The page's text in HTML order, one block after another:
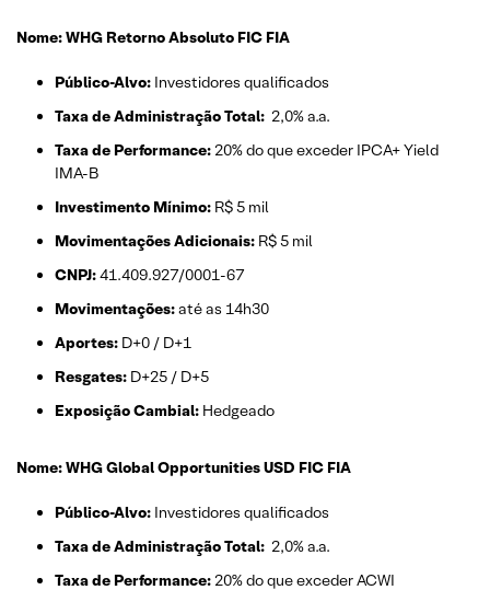
Nome: WHG Retorno Absoluto FIC FIA
Público-Alvo: Investidores qualificados
Taxa de Administração Total: 2,0% a.a.
Taxa de Performance: 20% do que exceder IPCA+ Yield
IMA-B
Investimento Mínimo: R$ 5 mil
Movimentações Adicionais: R$ 5 mil
CNPJ:41.409.927/0001-67
Movimentações:até as 14h30
Aportes: D+0 / D+1
Resgates: D+25 / D+5
Exposição Cambial: Hedgeado
Nome: WHG Global Opportunities USD FIC FIA
Público-Alvo: Investidores qualificados
Taxa de Administração Total: 2,0% a.a.
Taxa de Performance: 20% do que exceder ACWI